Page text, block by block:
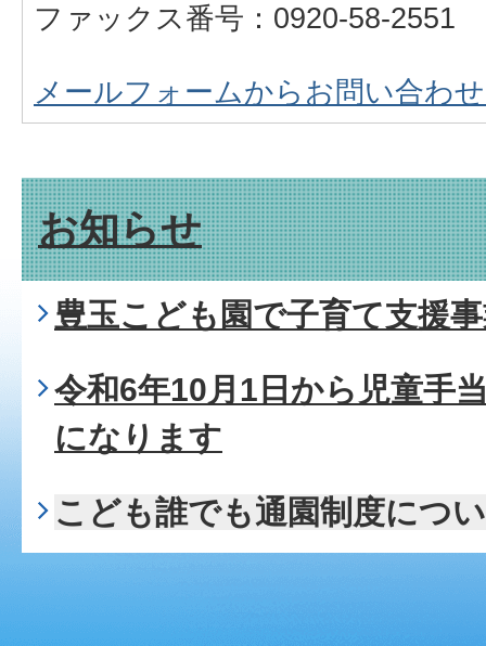
ファックス番号：0920-58-2551
メールフォームからお問い合わ
お知らせ
豊玉こども園で子育て支援
令和6年10月1日から児童手
になります
こども誰でも通園制度につ